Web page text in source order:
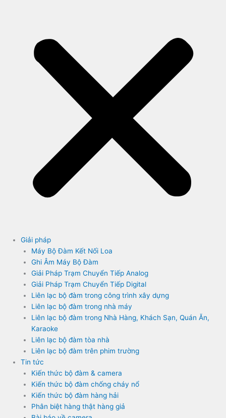
Giải pháp
Máy Bộ Đàm Kết Nối Loa
Ghi Âm Máy Bộ Đàm
Giải Pháp Trạm Chuyển Tiếp Analog
Giải Pháp Trạm Chuyển Tiếp Digital
Liên lạc bộ đàm trong công trình xây dựng
Liên lạc bộ đàm trong nhà máy
Liên lạc bộ đàm trong Nhà Hàng, Khách Sạn, Quán Ăn,
Karaoke
Liên lạc bộ đàm tòa nhà
Liên lạc bộ đàm trên phim trường
Tin tức
Kiến thức bộ đàm & camera
Kiến thức bộ đàm chống cháy nổ
Kiến thức bộ đàm hàng hải
Phân biệt hàng thật hàng giả